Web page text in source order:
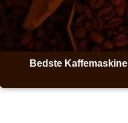
Gå
indholdet
Bedste Kaffemaskine